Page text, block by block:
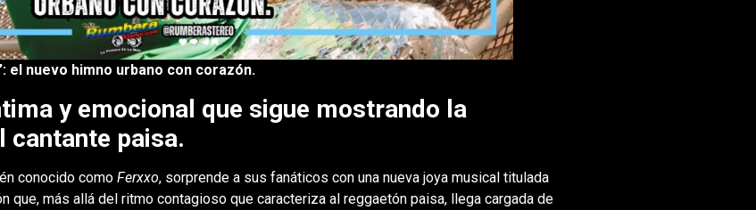
el nuevo himno urbano con corazón.
y emocional que sigue mostrando la
paisa.
conocido como Ferxxo, sorprende a sus fanáticos con una nueva joya musical titulada
que, más allá del ritmo contagioso que caracteriza al reggaetón paisa, llega cargada de